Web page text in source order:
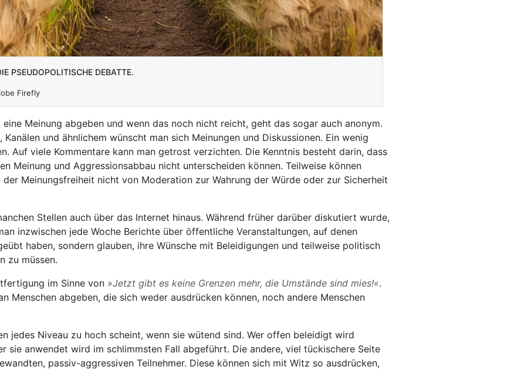
pseudopolitische Debatte.
Firefly
Meinung abgeben und wenn das noch nicht reicht, geht das sogar auch anonym.
und ähnlichem wünscht man sich Meinungen und Diskussionen. Ein wenig
Auf viele Kommentare kann man getrost verzichten. Die Kenntnis besteht darin, dass
Meinung und Aggressionsabbau nicht unterscheiden können. Teilweise können
der Meinungsfreiheit nicht von Moderation zur Wahrung der Würde oder zur Sicherheit
Stellen auch über das Internet hinaus. Während früher darüber diskutiert wurde,
inzwischen jede Woche Berichte über öffentliche Veranstaltungen, auf denen
haben, sondern glauben, ihre Wünsche mit Beleidigungen und teilweise politisch
zu müssen.
im Sinne von
Jetzt gibt es keine Grenzen mehr, die Umstände sind mies! .
Menschen abgeben, die sich weder ausdrücken können, noch andere Menschen
jedes Niveau zu hoch scheint, wenn sie wütend sind. Wer offen beleidigt wird
sie anwendet wird im schlimmsten Fall abgeführt. Die andere, viel tückischere Seite
passiv-aggressiven Teilnehmer. Diese können sich mit Witz so ausdrücken,